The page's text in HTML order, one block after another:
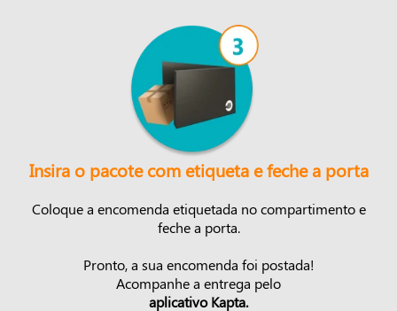
Insira o pacote com etiqueta e feche a porta
Coloque a encomenda etiquetada no compartimento e
feche a porta.
Pronto, a sua encomenda foi postada!
Acompanhe a entrega pelo
aplicativo Kapta.